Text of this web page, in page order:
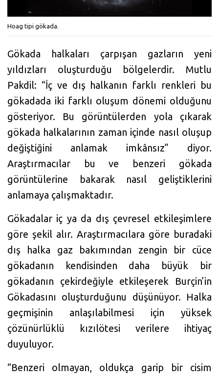
Hoag tipi gökada.
Gökada halkaları çarpışan gazların yeni
yıldızları oluşturduğu bölgelerdir. Mutlu
Pakdil: “İç ve dış halkanın farklı renkleri bu
gökadada iki farklı oluşum dönemi olduğunu
gösteriyor. Bu görüntülerden yola çıkarak
gökada halkalarının zaman içinde nasıl oluşup
değiştiğini anlamak imkânsız” diyor.
Araştırmacılar bu ve benzeri gökada
görüntülerine bakarak nasıl geliştiklerini
anlamaya çalışmaktadır.
Gökadalar iç ya da dış çevresel etkileşimlere
göre şekil alır. Araştırmacılara göre buradaki
dış halka gaz bakımından zengin bir cüce
gökadanın kendisinden daha büyük bir
gökadanın çekirdeğiyle etkileşerek Burçin’in
Gökadasını oluşturduğunu düşünüyor. Halka
geçmişinin anlaşılabilmesi için yüksek
çözünürlüklü kızılötesi verilere ihtiyaç
duyuluyor.
“Benzeri olmayan, oldukça garip bir cisim